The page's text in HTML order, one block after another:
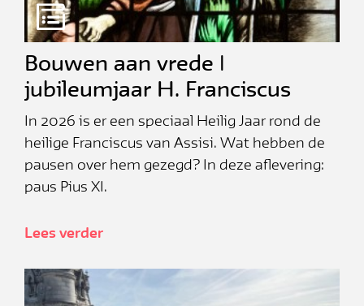
Bouwen aan vrede |
jubileumjaar H. Franciscus
In 2026 is er een speciaal Heilig Jaar rond de
heilige Franciscus van Assisi. Wat hebben de
pausen over hem gezegd? In deze aflevering:
paus Pius XI.
Lees verder